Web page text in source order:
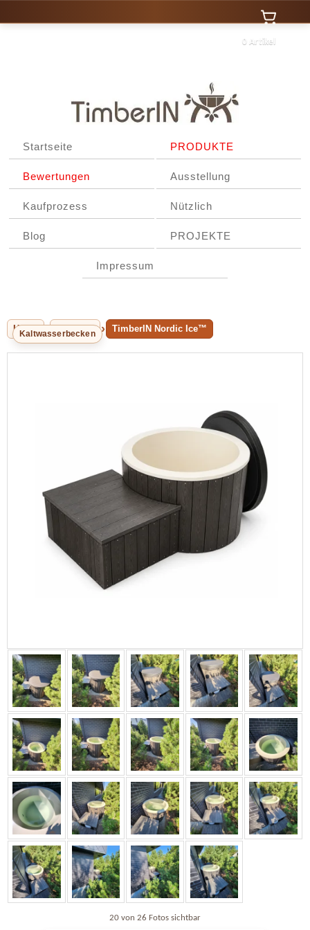
0 Artikel
Startseite PRODUKTE
Bewertungen Ausstellung
Kaufprozess Nützlich
Blog PROJEKTE
Impressum
Home Eistonne TimberIN Nordic Ice™
Kaltwasserbecken
20 von 26 Fotos sichtbar